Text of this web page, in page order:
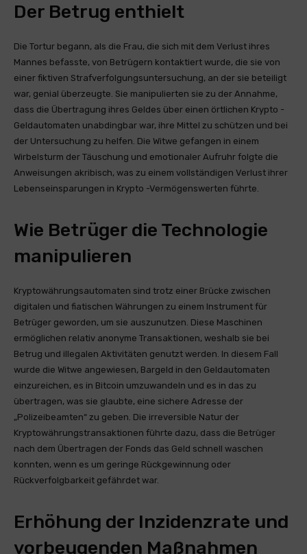
Der Betrug enthielt
Die Tortur begann, als die Frau, die sich mit dem Verlust ihres
Mannes befasste, von Betrügern kontaktiert wurde, die sie von
einer fiktiven Strafverfolgungsuntersuchung, an der sie beteiligt
war, genial überzeugte. Sie manipulierten sie zu der Annahme,
dass die Übertragung ihres Geldes über einen örtlichen Krypto -
Geldautomaten unabdingbar war, ihre Mittel zu schützen und bei
der Untersuchung zu helfen. Die Witwe gefangen in einem
Wirbelsturm der Täuschung und emotionaler Aufruhr folgte die
Anweisungen akribisch, was zu einem vollständigen Verlust ihrer
Lebenseinsparungen in Krypto -Vermögenswerten führte.
Wie Betrüger die Technologie
manipulieren
Kryptowährungsautomaten sind trotz einer Brücke zwischen
digitalen und fiatischen Währungen zu einem Instrument für
Betrüger geworden, um sie auszunutzen. Diese Maschinen
ermöglichen relativ anonyme Transaktionen, weshalb sie bei
Betrug und illegalen Aktivitäten genutzt werden. In diesem Fall
wurde die Witwe angewiesen, Bargeld in den Geldautomaten
einzureichen, es in Bitcoin umzuwandeln und es in das zu
übertragen, was sie glaubte, eine sichere Adresse der
„Polizeibeamten“ zu geben. Die irreversible Natur der
Kryptowährungstransaktionen führte dazu, dass die Betrüger
nach dem Übertragen der Fonds das Geld schnell waschen
konnten, wenn es um geringe Rückgewinnung oder
Rückverfolgbarkeit gefährdet war.
Erhöhung der Inzidenzrate und
vorbeugenden Maßnahmen